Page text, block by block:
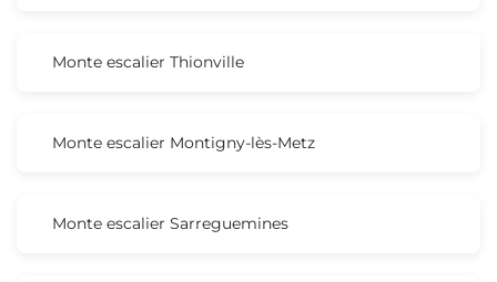
Monte escalier Thionville
Monte escalier Montigny-lès-Metz
Monte escalier Sarreguemines